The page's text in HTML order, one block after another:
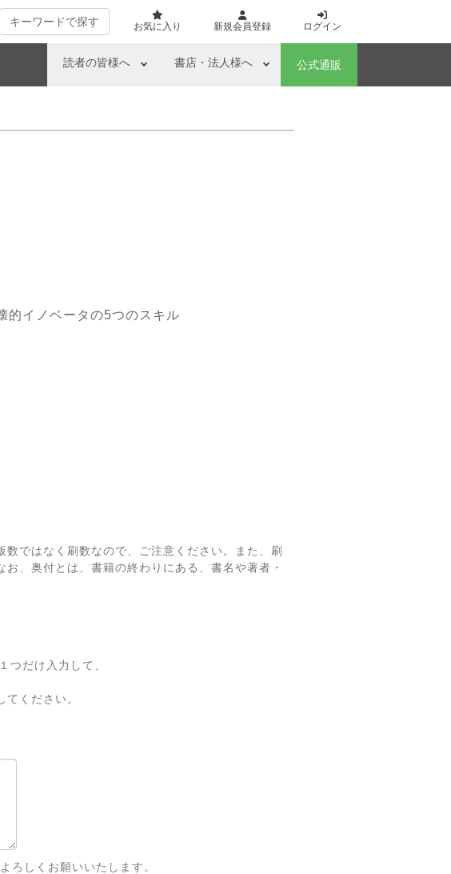
キーワードで探す お気に入り 新規会員登録 ログイン
読者の皆様へ 書店・法人様へ 公式通販
的イノベータの5つのスキル
ではなく刷数なので、ご注意ください。また、刷
、奥付とは、書籍の終わりにある、書名や著者・
つだけ入力して、
ください。
ろしくお願いいたします。